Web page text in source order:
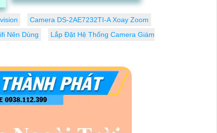
cậy cho việc bảo dưỡng, sửa chữa và
nâng cấp máy tính
Camera DS-2AE7232TI-A Xoay Zoom
Nên Dùng
Lắp Đặt Hệ Thống Camera Giám